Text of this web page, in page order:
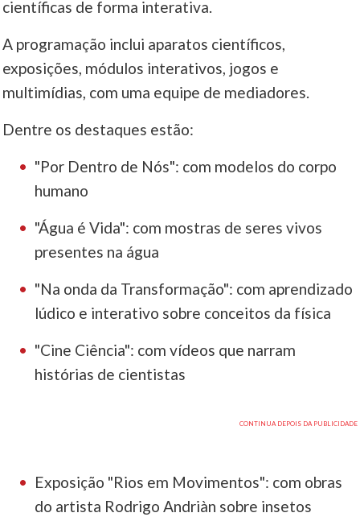
científicas de forma interativa.
A programação inclui aparatos científicos,
exposições, módulos interativos, jogos e
multimídias, com uma equipe de mediadores.
Dentre os destaques estão:
"Por Dentro de Nós": com modelos do corpo
humano
"Água é Vida": com mostras de seres vivos
presentes na água
"Na onda da Transformação": com aprendizado
lúdico e interativo sobre conceitos da física
"Cine Ciência": com vídeos que narram
histórias de cientistas
Exposição "Rios em Movimentos": com obras
do artista Rodrigo Andriàn sobre insetos